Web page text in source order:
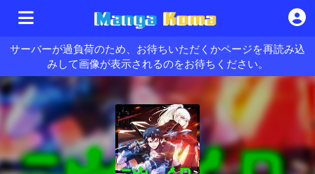
サーバーが過負荷のため、お待ちいただくかページを再読み込
みして画像が表示されるのをお待ちください。